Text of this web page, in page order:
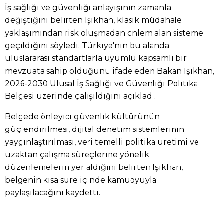
İş sağlığı ve güvenliği anlayışının zamanla
değiştiğini belirten Işıkhan, klasik müdahale
yaklaşımından risk oluşmadan önlem alan sisteme
geçildiğini söyledi. Türkiye'nin bu alanda
uluslararası standartlarla uyumlu kapsamlı bir
mevzuata sahip olduğunu ifade eden Bakan Işıkhan,
2026-2030 Ulusal İş Sağlığı ve Güvenliği Politika
Belgesi üzerinde çalışıldığını açıkladı.
Belgede önleyici güvenlik kültürünün
güçlendirilmesi, dijital denetim sistemlerinin
yaygınlaştırılması, veri temelli politika üretimi ve
uzaktan çalışma süreçlerine yönelik
düzenlemelerin yer aldığını belirten Işıkhan,
belgenin kısa süre içinde kamuoyuyla
paylaşılacağını kaydetti.